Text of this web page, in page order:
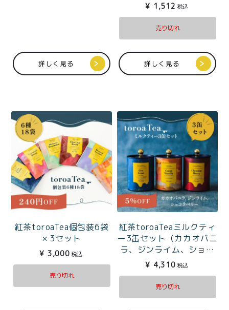
詳しく見る
¥ 1,512 税込
売り切れ
詳しく見る
紅茶toroaTea個包装6袋
× 3セット
¥ 3,000 税込
売り切れ
紅茶toroaTeaミルクティ
ー3缶セット（カカオバニ
ラ、ジンライム、ショコ
ラベリー）
¥ 4,310 税込
売り切れ